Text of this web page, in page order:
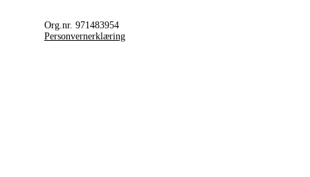
Org.nr. 971483954
Personvernerklæring